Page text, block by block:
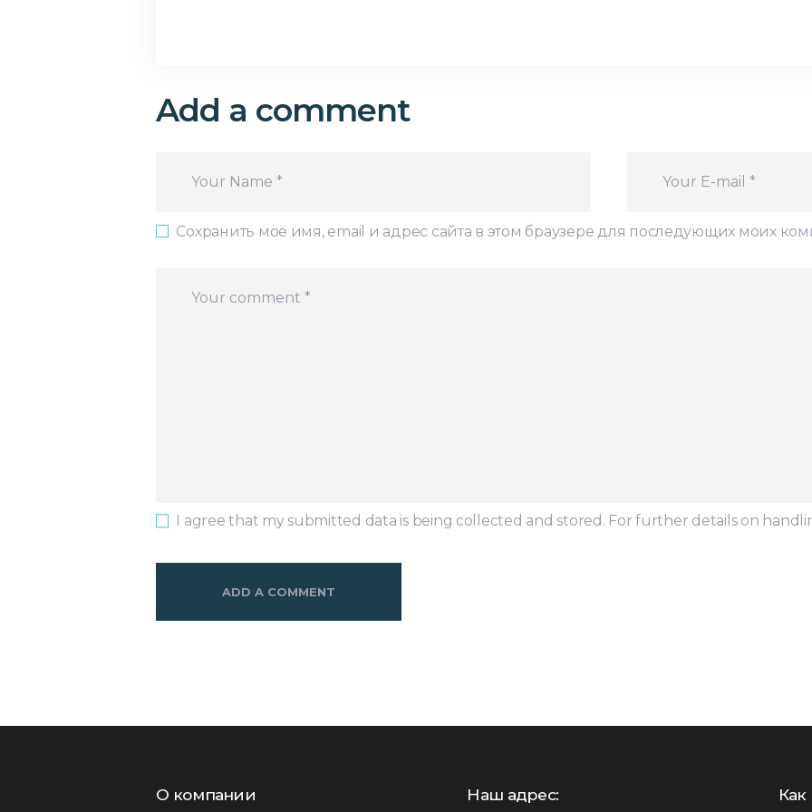
Add a comment
Сохранить моё имя, email и адрес сайта в этом браузере для последующих моих
I agree that my submitted data is being collected and stored. For further details on
О компании Наш адрес: Как